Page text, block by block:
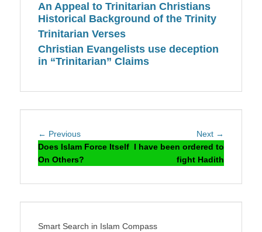
An Appeal to Trinitarian Christians
Historical Background of the Trinity
Trinitarian Verses
Christian Evangelists use deception
in “Trinitarian” Claims
Post
navigation
← PreviousPrevious
post:
Does Islam Force Itself
On Others?
Next →
I have been ordered to
fight Hadith
Smart Search in Islam Compass